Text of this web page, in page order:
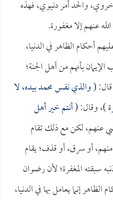
والحد أمر دنيوي، فهذه
عنهم إلا مغفورة.
أحكام الظاهر في الدنيا،
بأنهم من أهل الجنة؛
(والذي نفس محمد بيده، لا
)، وقال: (أنتم خير أهل
عنهم، لكن مع ذلك تقام
أو سرق، أو قذف؛ يقام
سبقته المغفرة؛ لأن رضوان
إنما يعامل بها في الدنيا،